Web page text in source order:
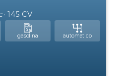
· 145 CV
gasolina automatico